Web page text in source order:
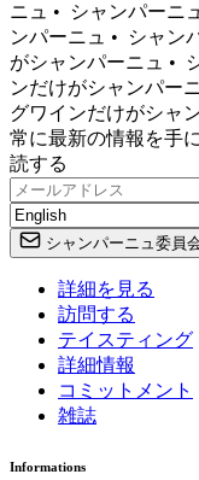
ニュ •
シャンパーニ
ンパーニュ •
シャン
がシャンパーニュ •
ンだけがシャンパー
グワインだけがシャ
常に最新の情報を手
読する
シャンパーニュ委員
詳細を見る
訪問する
テイスティング
詳細情報
コミットメント
雑誌
Informations